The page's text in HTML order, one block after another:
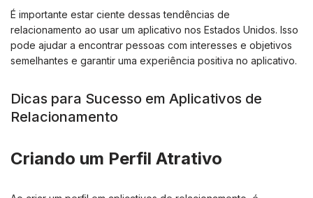
É importante estar ciente dessas tendências de
relacionamento ao usar um aplicativo nos Estados Unidos. Isso
pode ajudar a encontrar pessoas com interesses e objetivos
semelhantes e garantir uma experiência positiva no aplicativo.
Dicas para Sucesso em Aplicativos de
Relacionamento
Criando um Perfil Atrativo